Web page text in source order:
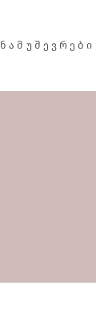
ᲜᲐᲛᲣᲨᲔᲕᲠᲔᲑᲘ